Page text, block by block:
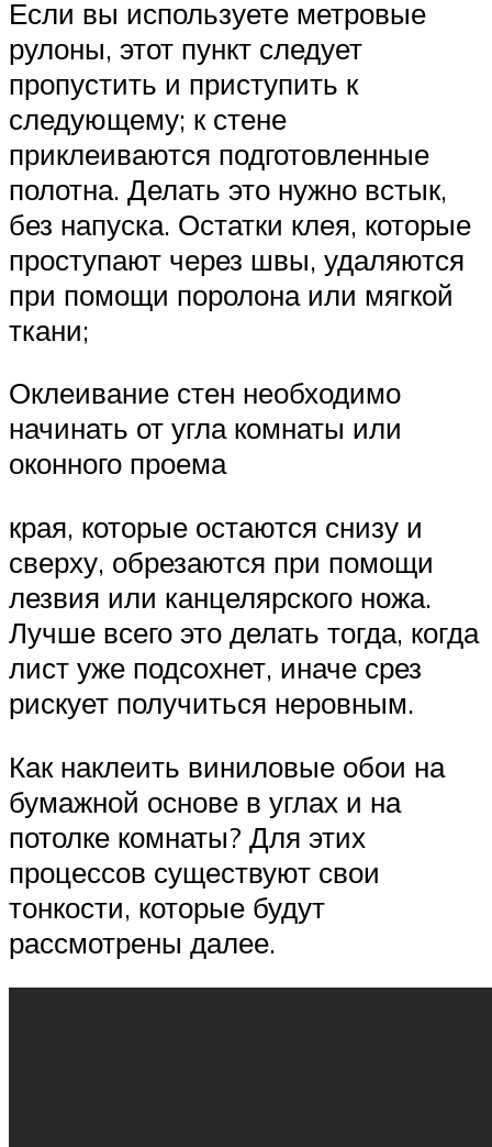
Если вы используете метровые
рулоны, этот пункт следует
пропустить и приступить к
следующему; к стене
приклеиваются подготовленные
полотна. Делать это нужно встык,
без напуска. Остатки клея, которые
проступают через швы, удаляются
при помощи поролона или мягкой
ткани;
Оклеивание стен необходимо
начинать от угла комнаты или
оконного проема
края, которые остаются снизу и
сверху, обрезаются при помощи
лезвия или канцелярского ножа.
Лучше всего это делать тогда, когда
лист уже подсохнет, иначе срез
рискует получиться неровным.
Как наклеить виниловые обои на
бумажной основе в углах и на
потолке комнаты? Для этих
процессов существуют свои
тонкости, которые будут
рассмотрены далее.